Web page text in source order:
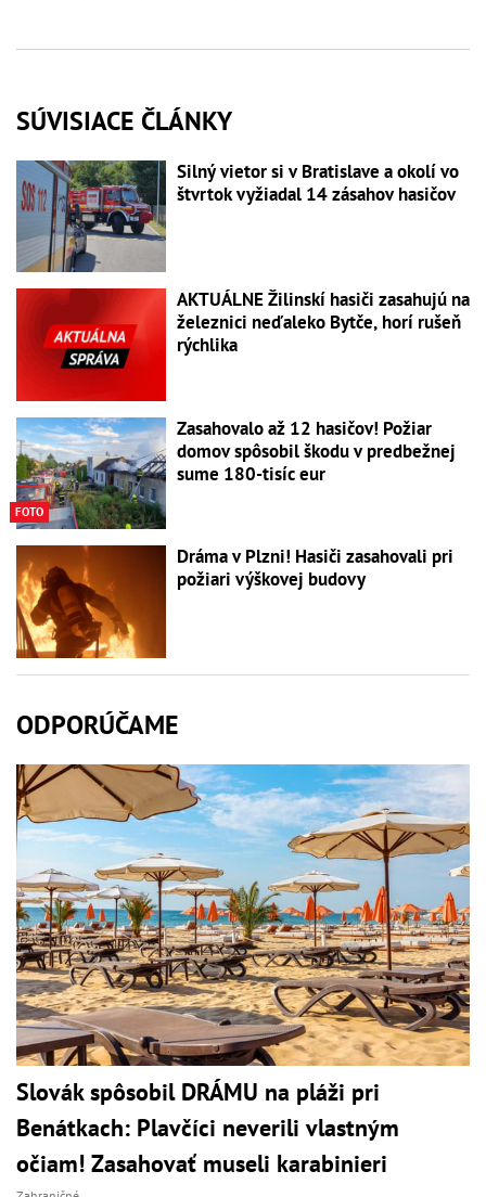
SÚVISIACE ČLÁNKY
Silný vietor si v Bratislave a okolí vo
štvrtok vyžiadal 14 zásahov hasičov
AKTUÁLNE Žilinskí hasiči zasahujú na
železnici neďaleko Bytče, horí rušeň
rýchlika
FOTO
Zasahovalo až 12 hasičov! Požiar
domov spôsobil škodu v predbežnej
sume 180-tisíc eur
Dráma v Plzni! Hasiči zasahovali pri
požiari výškovej budovy
ODPORÚČAME
Slovák spôsobil DRÁMU na pláži pri
Benátkach: Plavčíci neverili vlastným
očiam! Zasahovať museli karabinieri